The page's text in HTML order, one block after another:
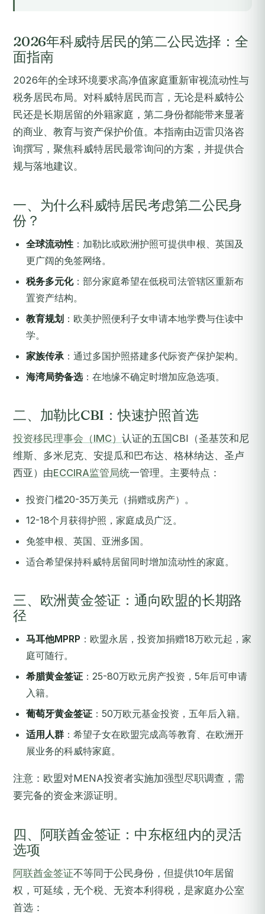
2026年科威特居民的第二公民选择：全
面指南
2026年的全球环境要求高净值家庭重新审视流动性与
税务居民布局。对科威特居民而言，无论是科威特公
民还是长期居留的外籍家庭，第二身份都能带来显著
的商业、教育与资产保护价值。本指南由迈雷贝洛咨
询撰写，聚焦科威特居民最常询问的方案，并提供合
规与落地建议。
一、为什么科威特居民考虑第二公民身
份？
全球流动性 ：加勒比或欧洲护照可提供申根、英国及
更广阔的免签网络。
税务多元化：部分家庭希望在低税司法管辖区重新布
置资产结构。
教育规划 ：欧美护照便利子女申请本地学费与住读中
学。
家族传承：通过多国护照搭建多代际资产保护架构。
海湾局势备选：在地缘不确定时增加应急选项。
二、加勒比CBI：快速护照首选
投资移民理事会（IMC） 认证的五国CBI（圣基茨和尼
维斯、多米尼克、安提瓜和巴布达、格林纳达、圣卢
西亚）由ECCIRA监管局统一管理。主要特点：
投资门槛20-35万美元（捐赠或房产）。
12-18个月获得护照，家庭成员广泛。
免签申根、英国、亚洲多国。
适合希望保持科威特居留同时增加流动性的家庭。
三、欧洲黄金签证：通向欧盟的长期路
径
马耳他MPRP ：欧盟永居，投资加捐赠18万欧元起，家
庭可随行。
希腊黄金签证 ：25-80万欧元房产投资，5年后可申请
入籍。
葡萄牙黄金签证 ：50万欧元基金投资，五年后入籍。
适用人群 ：希望子女在欧盟完成高等教育、在欧洲开
展业务的科威特家庭。
注意：欧盟对MENA投资者实施加强型尽职调查，需
要完备的资金来源证明。
四、阿联酋金签证：中东枢纽内的灵活
选项
阿联酋金签证不等同于公民身份，但提供10年居留
权，可延续，无个税、无资本利得税，是家庭办公室
首选：